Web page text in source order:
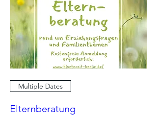
Multiple Dates
Elternberatung